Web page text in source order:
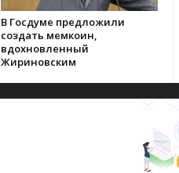
В Госдуме предложили
создать мемкоин,
вдохновленный
Жириновским